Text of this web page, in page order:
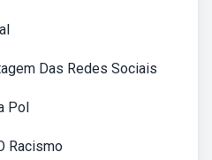
Das Redes Sociais
Pol
Racismo